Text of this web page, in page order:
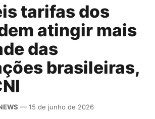
tarifas dos
atingir mais
das
brasileiras,
— 15 de junho de 2026